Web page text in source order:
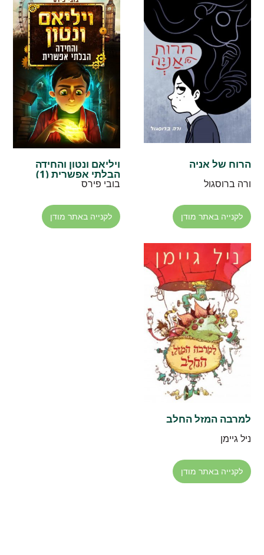
הרוח של אניה
ורה ברוסגול
לקנייה באתר מודן
ויליאם ונטון והחידה
הבלתי אפשרית (1)
בובי פירס
לקנייה באתר מודן
למרבה המזל החלב
ניל גיימן
לקנייה באתר מודן